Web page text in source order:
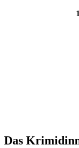
Das